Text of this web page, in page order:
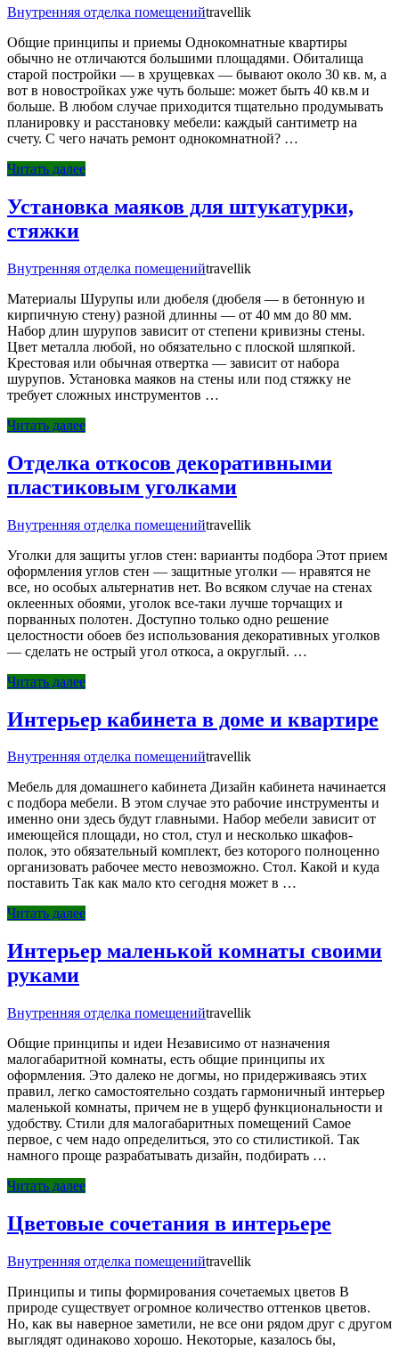
Внутренняя отделка помещенийtravellik
Общие принципы и приемы Однокомнатные квартиры
обычно не отличаются большими площадями. Обиталища
старой постройки — в хрущевках — бывают около 30 кв. м, а
вот в новостройках уже чуть больше: может быть 40 кв.м и
больше. В любом случае приходится тщательно продумывать
планировку и расстановку мебели: каждый сантиметр на
счету. С чего начать ремонт однокомнатной? …
Читать далее
Установка маяков для штукатурки,
стяжки
Внутренняя отделка помещенийtravellik
Материалы Шурупы или дюбеля (дюбеля — в бетонную и
кирпичную стену) разной длинны — от 40 мм до 80 мм.
Набор длин шурупов зависит от степени кривизны стены.
Цвет металла любой, но обязательно с плоской шляпкой.
Крестовая или обычная отвертка — зависит от набора
шурупов. Установка маяков на стены или под стяжку не
требует сложных инструментов …
Читать далее
Отделка откосов декоративными
пластиковым уголками
Внутренняя отделка помещенийtravellik
Уголки для защиты углов стен: варианты подбора Этот прием
оформления углов стен — защитные уголки — нравятся не
все, но особых альтернатив нет. Во всяком случае на стенах
оклеенных обоями, уголок все-таки лучше торчащих и
порванных полотен. Доступно только одно решение
целостности обоев без использования декоративных уголков
— сделать не острый угол откоса, а округлый. …
Читать далее
Интерьер кабинета в доме и квартире
Внутренняя отделка помещенийtravellik
Мебель для домашнего кабинета Дизайн кабинета начинается
с подбора мебели. В этом случае это рабочие инструменты и
именно они здесь будут главными. Набор мебели зависит от
имеющейся площади, но стол, стул и несколько шкафов-
полок, это обязательный комплект, без которого полноценно
организовать рабочее место невозможно. Стол. Какой и куда
поставить Так как мало кто сегодня может в …
Читать далее
Интерьер маленькой комнаты своими
руками
Внутренняя отделка помещенийtravellik
Общие принципы и идеи Независимо от назначения
малогабаритной комнаты, есть общие принципы их
оформления. Это далеко не догмы, но придерживаясь этих
правил, легко самостоятельно создать гармоничный интерьер
маленькой комнаты, причем не в ущерб функциональности и
удобству. Стили для малогабаритных помещений Самое
первое, с чем надо определиться, это со стилистикой. Так
намного проще разрабатывать дизайн, подбирать …
Читать далее
Цветовые сочетания в интерьере
Внутренняя отделка помещенийtravellik
Принципы и типы формирования сочетаемых цветов В
природе существует огромное количество оттенков цветов.
Но, как вы наверное заметили, не все они рядом друг с другом
выглядят одинаково хорошо. Некоторые, казалось бы,